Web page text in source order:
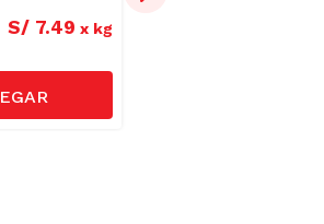
S/ 7.49 x kg